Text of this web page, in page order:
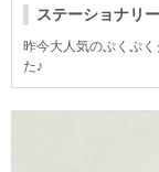
ステーショナリー
昨今大人気のぷくぷ
た♪